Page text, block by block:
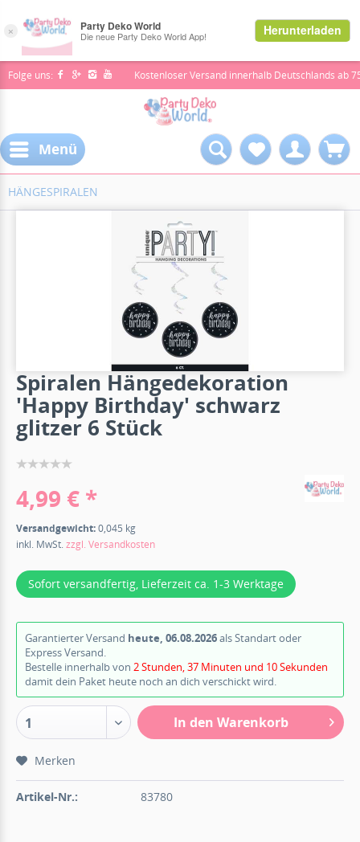
Folge uns: Kostenloser Versand innerhalb Deutschlands ab
Menü
HÄNGESPIRALEN
Spiralen Hängedekoration
'Happy Birthday' schwarz
glitzer 6 Stück
4,99 € *
Versandgewicht:0,045 kg
inkl. MwSt.zzgl. Versandkosten
Sofort versandfertig, Lieferzeit ca. 1-3 Werktage
Garantierter Versand heute, 06.08.2026als Standart oder
Express Versand.
Bestelle innerhalb von 2 Stunden, 37 Minuten und 10 Sekunden
damit dein Paket heute noch an dich verschickt wird.
1 In den Warenkorb
Merken
Artikel-Nr.: 83780